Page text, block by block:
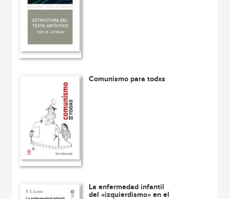
Comunismo para todxs
La enfermedad infantil
del «izquierdismo» en el